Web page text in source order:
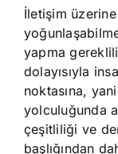
İletişim
yapma
dolayısıyla
noktasına,
yolculuğunda
çeşitliliği ve
başlığından